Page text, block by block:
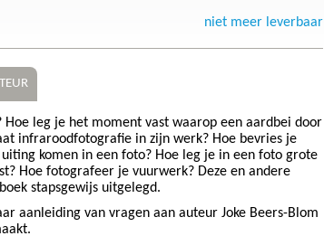
niet meer leverbaar
leg je het moment vast waarop een aardbei door
infraroodfotografie in zijn werk? Hoe bevries je
komen in een foto? Hoe leg je in een foto grote
Hoe fotografeer je vuurwerk? Deze en andere
stapsgewijs uitgelegd.
aanleiding van vragen aan auteur Joke Beers-Blom